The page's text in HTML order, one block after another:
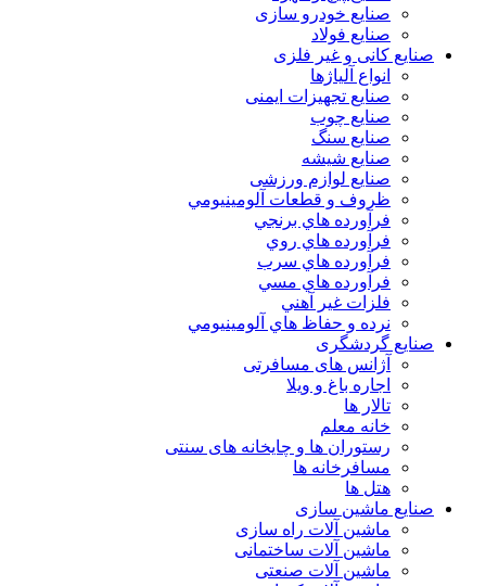
صنایع خودرو سازی
صنایع فولاد
صنایع کانی و غیر فلزی
انواع آلياژها
صنایع تجهیزات ایمنی
صنایع چوب
صنایع سنگ
صنایع شیشه
صنایع لوازم ورزشی
ظروف و قطعات آلومينيومي
فرآورده هاي برنجي
فرآورده هاي روي
فرآورده هاي سرب
فرآورده هاي مسي
فلزات غير آهني
نرده و حفاظ هاي آلومينيومي
صنایع گردشگری
آژانس های مسافرتی
اجاره باغ و ویلا
تالار ها
خانه معلم
رستوران ها و چایخانه های سنتی
مسافرخانه ها
هتل ها
صنایع ماشین سازی
ماشین آلات راه سازی
ماشین آلات ساختمانی
ماشین آلات صنعتی